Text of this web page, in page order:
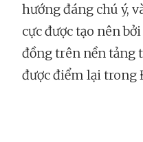
hướng đáng chú ý,
cực được tạo nên
đồng trên nền tảng
được điểm lại trong